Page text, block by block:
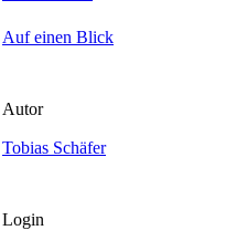
Auf einen Blick
Autor
Tobias Schäfer
Login